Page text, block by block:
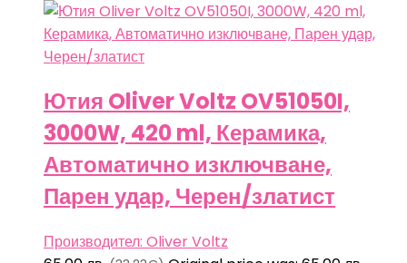
Ютия Oliver Voltz OV51050I,
3000W, 420 ml, Керамика,
Автоматично изключване,
Парен удар, Черен/златист
Производител: Oliver Voltz